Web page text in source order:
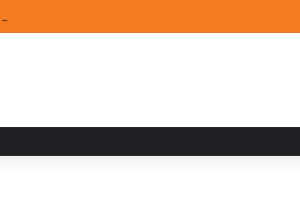
UDLAP destacan en el MUTVI 2026